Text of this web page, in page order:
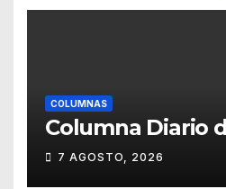
COLUMNAS
Columna Diario
7 AGOSTO, 2026